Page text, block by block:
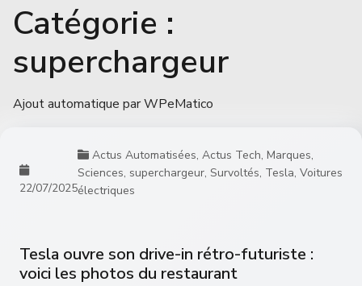
Catégorie :
superchargeur
Ajout automatique par WPeMatico
22/07/2025
Actus Automatisées, Actus Tech, Marques,
Sciences, superchargeur, Survoltés, Tesla, Voitures
électriques
Tesla ouvre son drive-in rétro-futuriste :
voici les photos du restaurant